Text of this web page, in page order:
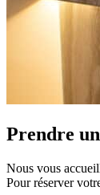
Prendre
Nous vous
Pour réserver